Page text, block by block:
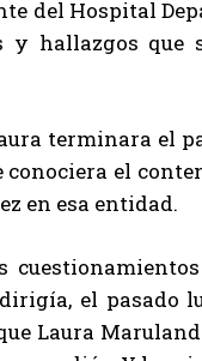
del Hospital
y hallazgos
terminara el
conociera el
en esa entidad.
el pasado
Laura